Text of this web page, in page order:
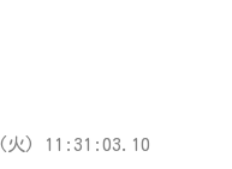
火) 11:31:03.10